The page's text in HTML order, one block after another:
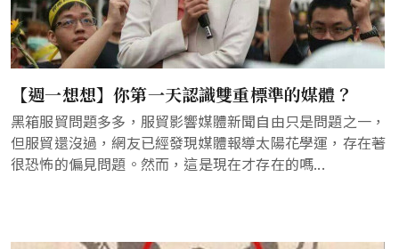
【週一想想】你第一天認識雙重標準的媒體？
黑箱服貿問題多多，服貿影響媒體新聞自由只是問題之一，
但服貿還沒過，網友已經發現媒體報導太陽花學運，存在著
很恐怖的偏見問題。然而，這是現在才存在的嗎...